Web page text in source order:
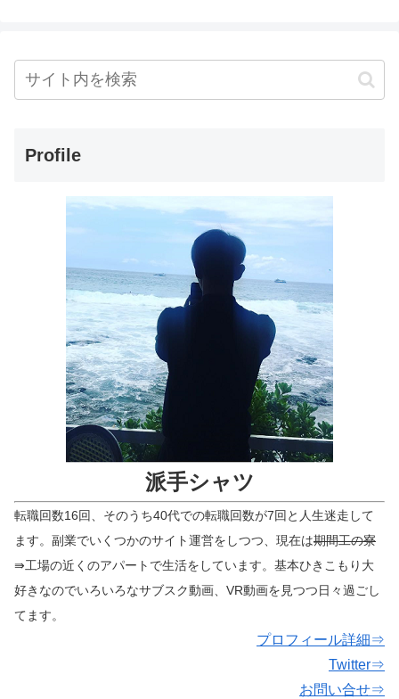
Profile
派手シャツ
転職回数16回、そのうち40代での転職回数が7回と人生迷走して
ます。副業でいくつかのサイト運営をしつつ、現在は期間工の寮
⇛工場の近くのアパートで生活をしています。基本ひきこもり大
好きなのでいろいろなサブスク動画、VR動画を見つつ日々過ごし
てます。
プロフィール詳細⇒
Twitter⇒
お問い合せ⇒